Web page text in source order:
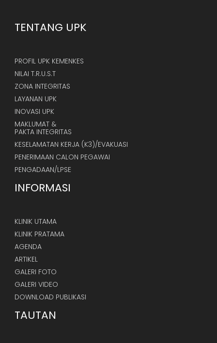
TENTANG UPK
PROFIL UPK KEMENKES
NILAI T.R.U.S.T
ZONA INTEGRITAS
LAYANAN UPK
INOVASI UPK
MAKLUMAT &
PAKTA INTEGRITAS
KESELAMATAN KERJA (K3)/EVAKUASI
PENERIMAAN CALON PEGAWAI
PENGADAAN/LPSE
INFORMASI
KLINIK UTAMA
KLINIK PRATAMA
AGENDA
ARTIKEL
GALERI FOTO
GALERI VIDEO
DOWNLOAD PUBLIKASI
TAUTAN